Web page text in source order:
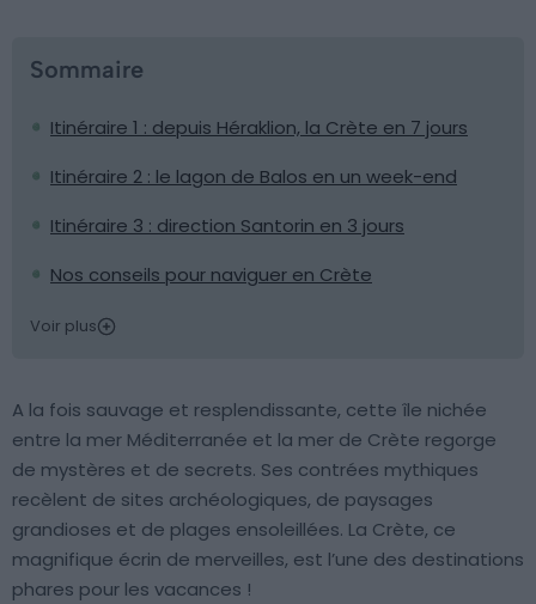
Sommaire
Itinéraire 1 : depuis Héraklion, la Crète en 7 jours
Itinéraire 2 : le lagon de Balos en un week-end
Itinéraire 3 : direction Santorin en 3 jours
Nos conseils pour naviguer en Crète
Voir plus
A la fois sauvage et resplendissante, cette île nichée
entre la mer Méditerranée et la mer de Crète regorge
de mystères et de secrets. Ses contrées mythiques
recèlent de sites archéologiques, de paysages
grandioses et de plages ensoleillées. La Crète, ce
magnifique écrin de merveilles, est l’une des destinations
phares pour les vacances !